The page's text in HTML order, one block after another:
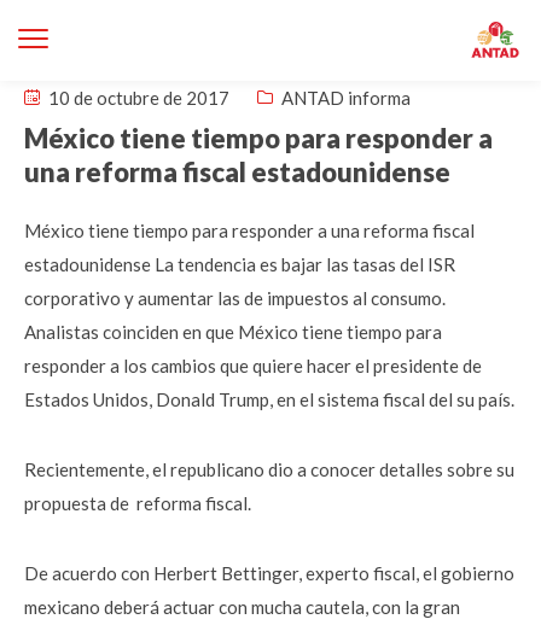
10 de octubre de 2017 ANTAD informa
México tiene tiempo para responder a
una reforma fiscal estadounidense
México tiene tiempo para responder a una reforma fiscal
estadounidense La tendencia es bajar las tasas del ISR
corporativo y aumentar las de impuestos al consumo.
Analistas coinciden en que México tiene tiempo para
responder a los cambios que quiere hacer el presidente de
Estados Unidos, Donald Trump, en el sistema fiscal del su país.
Recientemente, el republicano dio a conocer detalles sobre su
propuesta de reforma fiscal.
De acuerdo con Herbert Bettinger, experto fiscal, el gobierno
mexicano deberá actuar con mucha cautela, con la gran